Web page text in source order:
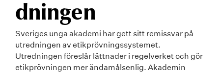
dningen
Sveriges unga akademi har gett sitt remissvar på
utredningen av etikprövningssystemet.
Utredningen föreslår lättnader i regelverket och gör
etikprövningen mer ändamålsenlig. Akademin